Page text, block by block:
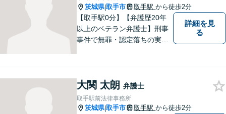
茨城県|取手市 取手駅 から徒歩2分
【取手駅0分】【弁護歴20年
以上のベテラン弁護士】刑事
事件で無罪・認定落ちの実績
たら、お気軽にご相談くださ
い！【毎日対応◎】
詳細を見
る
大関 太朗 弁護士
取手駅前法律事務所
茨城県|取手市 取手駅 から徒歩2分